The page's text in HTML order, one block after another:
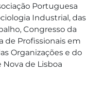
Portuguesa
Industrial, das
Congresso da
de Profissionais em
Organizações e do
Nova de Lisboa